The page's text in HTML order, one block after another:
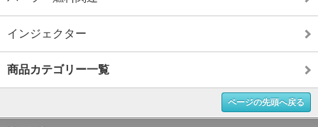
インジェクター
商品カテゴリー一覧
ページの先頭へ戻る